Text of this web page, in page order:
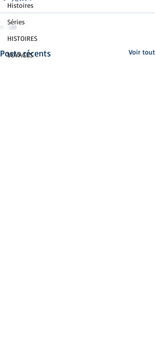
Histoires
Séries
HISTOIRES
VOYAGES
Posts récents Voir tout